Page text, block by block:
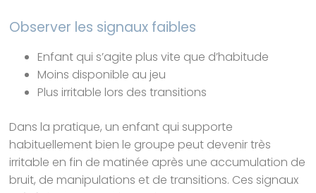
Observer les signaux faibles
Enfant qui s’agite plus vite que d’habitude
Moins disponible au jeu
Plus irritable lors des transitions
Dans la pratique, un enfant qui supporte
habituellement bien le groupe peut devenir très
irritable en fin de matinée après une accumulation de
bruit, de manipulations et de transitions. Ces signaux